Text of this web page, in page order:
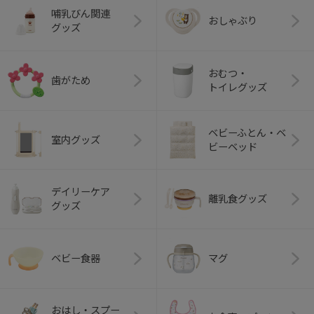
哺乳びん関連
グッズ
おしゃぶり
歯がため
おむつ・
トイレグッズ
室内グッズ
ベビーふとん・ベ
ビーベッド
デイリーケア
グッズ
離乳食グッズ
ベビー食器 マグ
おはし・スプー